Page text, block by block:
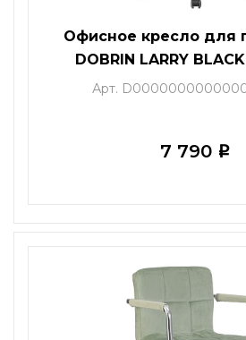
Офисное кресло для
DOBRIN LARRY
Арт.
7 790 i